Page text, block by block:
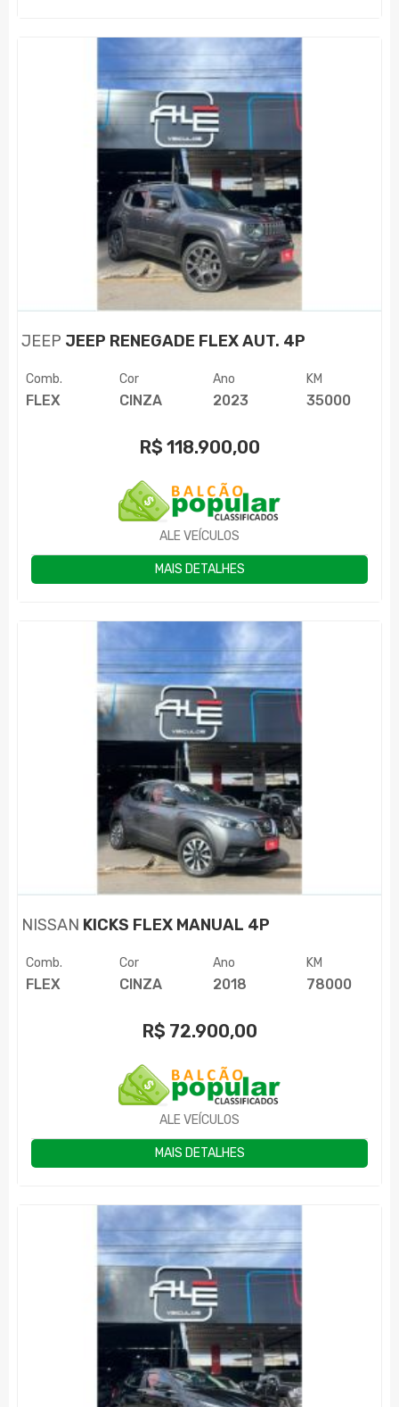
JEEP JEEP RENEGADE FLEX AUT. 4P
Comb.
FLEX
Cor
CINZA
Ano
2023
KM
35000
R$ 118.900,00
ALE VEÍCULOS
MAIS DETALHES
NISSAN KICKS FLEX MANUAL 4P
Comb.
FLEX
Cor
CINZA
Ano
2018
KM
78000
R$ 72.900,00
ALE VEÍCULOS
MAIS DETALHES